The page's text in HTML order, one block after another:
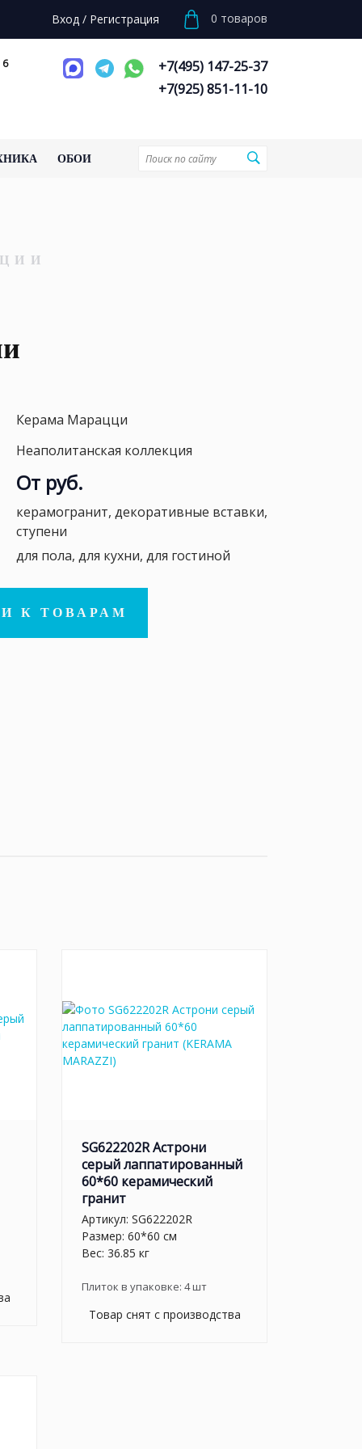
Вход / Регистрация 0 товаров
6
+7(495) 147-25-37
+7(925) 851-11-10
ОБОИ
Керама Марацци
Неаполитанская коллекция
От руб.
керамогранит, декоративные вставки,
ступени
для пола, для кухни, для гостиной
К ТОВАРАМ
SG622202R Астрони
серый лаппатированный
60*60 керамический
гранит
Артикул: SG622202R
Размер: 60*60 см
Вес: 36.85 кг
Плиток в упаковке: 4шт
Товар снят с производства